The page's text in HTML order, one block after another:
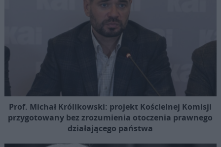
Prof. Michał Królikowski: projekt Kościelnej Komisji
przygotowany bez zrozumienia otoczenia prawnego
działającego państwa